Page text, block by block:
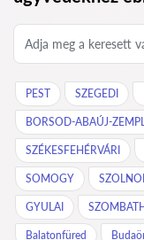
PEST SZEGEDI
BORSOD-ABAÚJ-
SZÉKESFEHÉRVÁRI
SOMOGY
GYULAI
Balatonfüred